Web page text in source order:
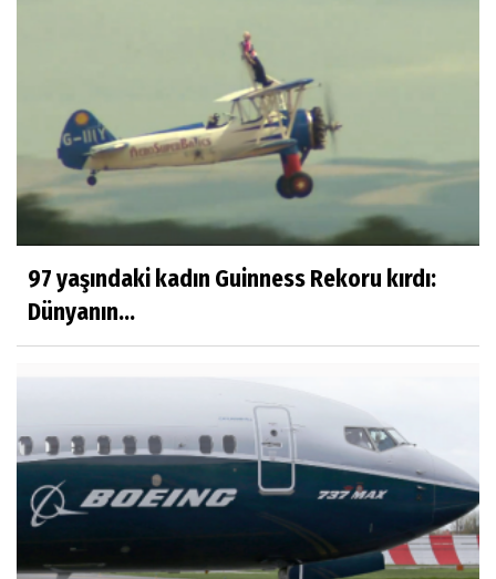
97 yaşındaki kadın Guinness Rekoru kırdı:
Dünyanın...